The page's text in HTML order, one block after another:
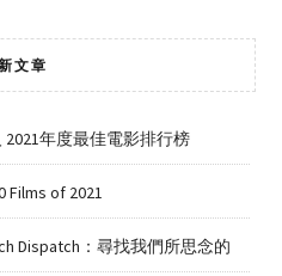
文章
2021年度最佳電影排行榜
Films of 2021
Dispatch：尋找我們所思念的